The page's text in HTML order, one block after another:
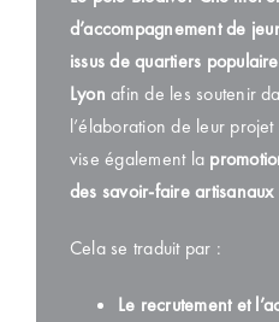
d’accompagnement de
issus de quartiers
Lyon afin de les soutenir
l’élaboration de leur
vise également la
des savoir-faire
Cela se traduit par :
Le recrutement et